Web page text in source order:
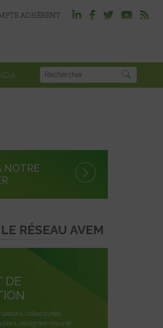
ADHÉRENT
NOTRE
LE RÉSEAU AVEM
DE
collectivités,
rejoignez-nous et